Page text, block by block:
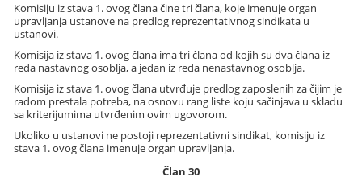
Komisiju iz stava 1. ovog člana čine tri člana, koje imenuje organ
upravljanja ustanove na predlog reprezentativnog sindikata u
ustanovi.
Komisija iz stava 1. ovog člana ima tri člana od kojih su dva člana iz
reda nastavnog osoblja, a jedan iz reda nenastavnog osoblja.
Komisija iz stava 1. ovog člana utvrđuje predlog zaposlenih za čijim je
radom prestala potreba, na osnovu rang liste koju sačinjava u skladu
sa kriterijumima utvrđenim ovim ugovorom.
Ukoliko u ustanovi ne postoji reprezentativni sindikat, komisiju iz
stava 1. ovog člana imenuje organ upravljanja.
Član 30